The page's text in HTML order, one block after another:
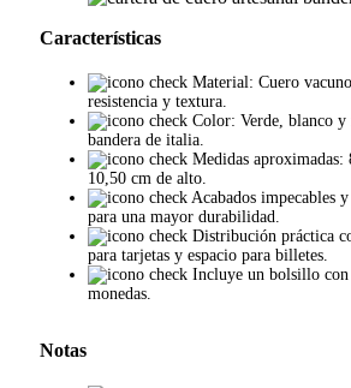
Características
Material: Cuero
resistencia y textura.
Color: Verde, blanco
bandera de italia.
Medidas
10,50 cm de alto.
Acabados impecables
para una mayor durabilidad.
Distribución práctica
para tarjetas y espacio para billetes.
Incluye un bolsillo con
monedas.
Notas